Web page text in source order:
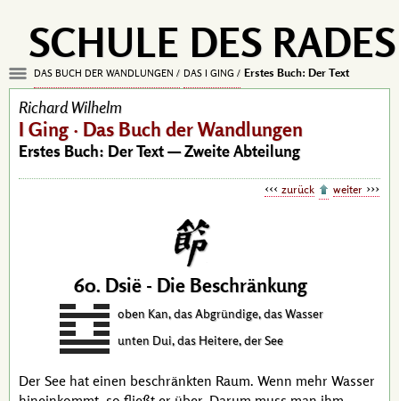
SCHULE DES RADES
DAS BUCH DER WANDLUNGEN DAS I GING Erstes Buch: Der Text
Richard Wilhelm
I Ging · Das Buch der Wandlungen
Erstes Buch: Der Text — Zweite Abteilung
zurück weiter
60. Dsië - Die Beschränkung
oben Kan, das Abgründige, das Wasser
unten Dui, das Heitere, der See
Der See hat einen beschränkten Raum. Wenn mehr Wasser